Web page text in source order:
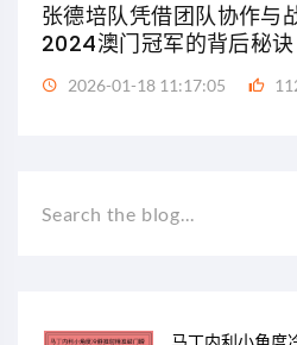
张德培队凭借团队协作与
2024澳门冠军的背后秘诀
2026-01-18 11:17:05
Search the blog...
马丁内利小角度